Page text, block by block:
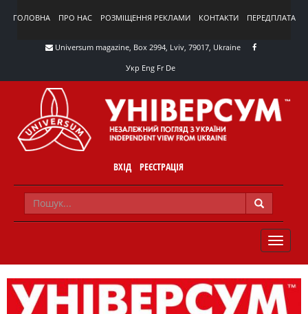
ГОЛОВНА ПРО НАС РОЗМІЩЕННЯ РЕКЛАМИ КОНТАКТИ ПЕРЕДПЛАТА
Universum magazine, Box 2994, Lviv, 79017, Ukraine
Укр Eng Fr De
ВХІД РЕЄСТРАЦІЯ
TOGGLE